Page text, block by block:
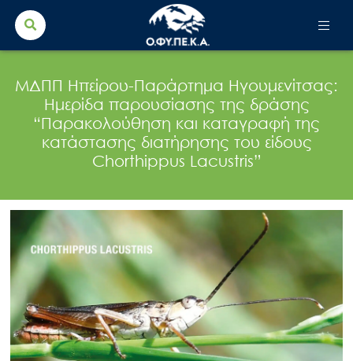
Search
for:
ΜΔΠΠ Ηπείρου-Παράρτημα Ηγουμενίτσας:
Ημερίδα παρουσίασης της δράσης
“Παρακολούθηση και καταγραφή της
κατάστασης διατήρησης του είδους
Chorthippus Lacustris”